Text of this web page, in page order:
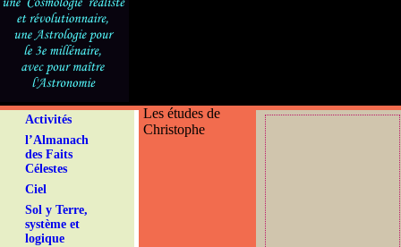
Activités
l’Almanach
des Faits
Célestes
Ciel
Sol y Terre,
système et
logique
Les études de
Christophe